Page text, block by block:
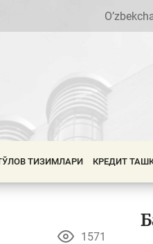
ТИЗИМЛАРИ КРЕДИТ
1571